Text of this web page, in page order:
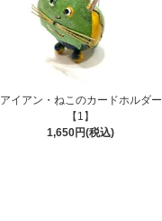
アイアン・ねこのカードホルダー
【1】
1,650円(税込)